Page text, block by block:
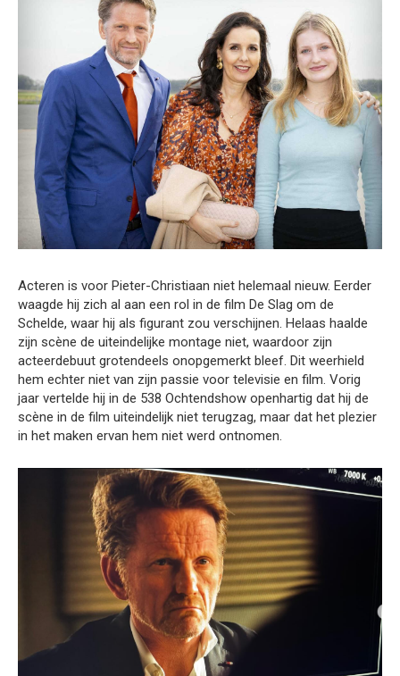
Acteren is voor Pieter-Christiaan niet helemaal nieuw. Eerder
waagde hij zich al aan een rol in de film De Slag om de
Schelde, waar hij als figurant zou verschijnen. Helaas haalde
zijn scène de uiteindelijke montage niet, waardoor zijn
acteerdebuut grotendeels onopgemerkt bleef. Dit weerhield
hem echter niet van zijn passie voor televisie en film. Vorig
jaar vertelde hij in de 538 Ochtendshow openhartig dat hij de
scène in de film uiteindelijk niet terugzag, maar dat het plezier
in het maken ervan hem niet werd ontnomen.